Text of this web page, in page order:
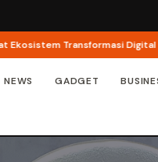
Transformasi Digital
NEWS GADGET